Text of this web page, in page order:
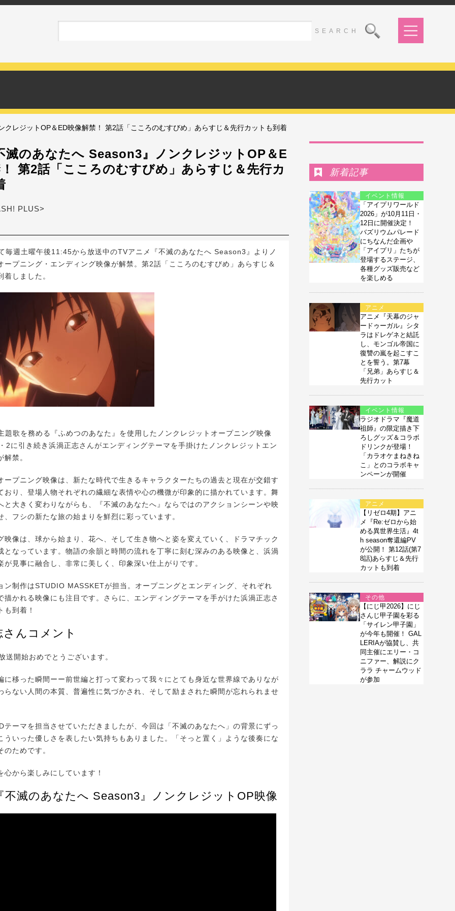
クレジットOP＆ED映像解禁！ 第2話「こころのむすびめ」あらすじ＆先行カットも到着
滅のあなたへ Season3』ノンクレジットOP＆E
第2話「こころのむすびめ」あらすじ＆先行カ
PLUS>
週土曜午後11:45から放送中のTVアニメ『不滅のあなたへ Season3』よりノ
ープニング・エンディング映像が解禁。第2話「こころのむすびめ」あらすじ＆
着しました。
歌を務める『ふめつのあなた』を使用したノンクレジットオープニング映像
2に引き続き浜渦正志さんがエンディングテーマを手掛けたノンクレジットエン
解禁。
プニング映像は、新たな時代で生きるキャラクターたちの過去と現在が交錯す
おり、登場人物それぞれの繊細な表情や心の機微が印象的に描かれています。舞
と大きく変わりながらも、『不滅のあなたへ』ならではのアクションシーンや映
、フシの新たな旅の始まりを鮮烈に彩っています。
像は、球から始まり、花へ、そして生き物へと姿を変えていく、ドラマチック
となっています。物語の余韻と時間の流れを丁寧に刻む深みのある映像と、浜渦
が見事に融合し、非常に美しく、印象深い仕上がりです。
制作はSTUDIO MASSKETが担当。オープニングとエンディング、それぞれ
描かれる映像にも注目です。さらに、エンディングテーマを手がけた浜渦正志さ
も到着！
さんコメント
開始おめでとうございます。
移った瞬間ーー前世編と打って変わって我々にとても身近な世界線でありなが
らない人間の本質、普遍性に気づかされ、そして励まされた瞬間が忘れられませ
ーマを担当させていただきましたが、今回は「不滅のあなたへ」の背景にずっ
ういった優しさを表したい気持ちもありました。「そっと置く」ような後奏にな
のためです。
から楽しみにしています！
不滅のあなたへ Season3』ノンクレジットOP映像
新着記事
イベント情報
「アイプリワールド
2026」が10月11日・
12日に開催決定！
バズリウムパレード
にちなんだ企画や
「アイプリ」たちが
登場するステージ、
各種グッズ販売など
を楽しめる
アニメ
アニメ『天幕のジャ
ードゥーガル』シタ
ラはドレゲネと結託
し、モンゴル帝国に
復讐の嵐を起こすこ
とを誓う。第7幕
「兄弟」あらすじ＆
先行カット
イベント情報
ラジオドラマ『魔道
祖師』の限定描き下
ろしグッズ＆コラボ
ドリンクが登場！
「カラオケまねきね
こ」とのコラボキャ
ンペーンが開催
アニメ
【リゼロ4期】アニ
メ『Re:ゼロから始
める異世界生活』4t
h season奪還編PV
が公開！ 第12話(第7
8話)あらすじ＆先行
カットも到着
その他
【にじ甲2026】にじ
さんじ甲子園を彩る
「サイレン甲子園」
が今年も開催！ GAL
LERIAが協賛し、共
同主催にエリー・コ
ニファー、解説にク
ララ チャームウッド
が参加